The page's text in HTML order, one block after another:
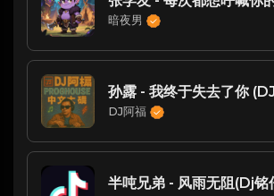
暗夜男
DJ阿福